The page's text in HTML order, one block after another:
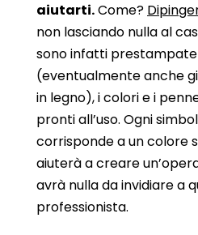
aiutarti.Come?
non lasciando nulla al
sono infatti
(eventualmente anche
in legno), i colori e i
pronti all’uso. Ogni
corrisponde a un colore
aiuterà a creare
avrà nulla da invidiare a
professionista.